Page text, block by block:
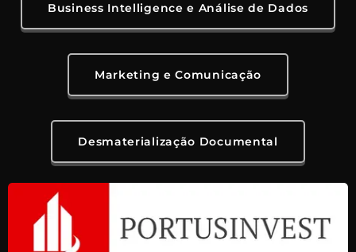
Business Intelligence e Análise de Dados
Marketing e Comunicação
Desmaterialização Documental